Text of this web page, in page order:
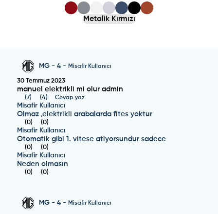
Metalik Kırmızı
MG -4 - Misafir Kullanıcı
30 Temmuz 2023
manuel elektrikli mi olur admin
(7) (4) Cevap yaz
Misafir Kullanıcı
Olmaz ,elektrikli arabalarda fites yoktur
(0) (0)
Misafir Kullanıcı
Otomatik gibi 1. vitese atiyorsundur sadece
(0) (0)
Misafir Kullanıcı
Neden olmasın
(0) (0)
MG -4 - Misafir Kullanıcı